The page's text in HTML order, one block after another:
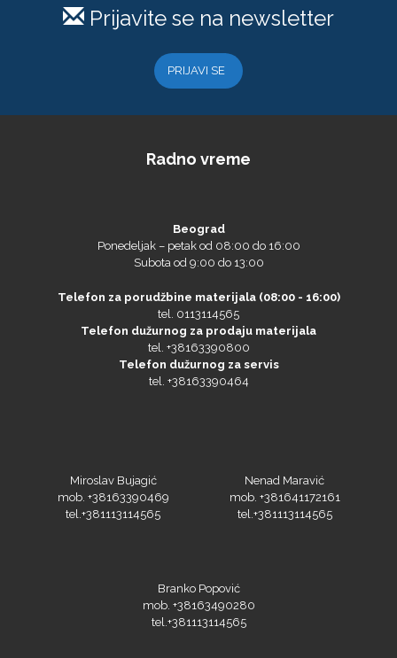
Prijavite se na newsletter
PRIJAVI SE
Radno vreme
Beograd
Ponedeljak – petak od 08:00 do 16:00
Subota od 9:00 do 13:00
Telefon za porudžbine materijala (08:00 - 16:00)
tel. 0113114565
Telefon dužurnog za prodaju materijala
tel. +38163390800
Telefon dužurnog za servis
tel. +38163390464
Miroslav Bujagić
mob. +38163390469
tel.+381113114565
Nenad Maravić
mob. +381641172161
tel.+381113114565
Branko Popović
mob. +38163490280
tel.+381113114565